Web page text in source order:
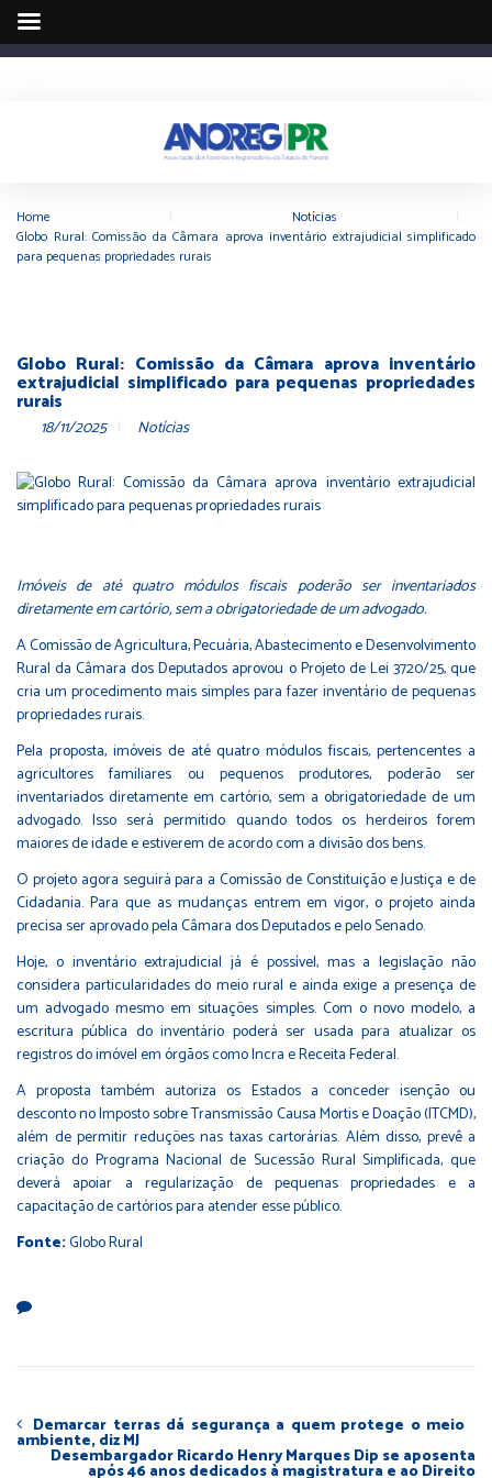
Home Notícias
Globo Rural: Comissão da Câmara aprova inventário extrajudicial simplificado
para pequenas propriedades rurais
Globo Rural: Comissão da Câmara aprova inventário
extrajudicial simplificado para pequenas propriedades
rurais
18/11/2025 Notícias
Imóveis de até quatro módulos fiscais poderão ser inventariados
diretamente em cartório, sem a obrigatoriedade de um advogado.
A Comissão de Agricultura, Pecuária, Abastecimento e Desenvolvimento
Rural da Câmara dos Deputados aprovou o Projeto de Lei 3720/25, que
cria um procedimento mais simples para fazer inventário de pequenas
propriedades rurais.
Pela proposta, imóveis de até quatro módulos fiscais, pertencentes a
agricultores familiares ou pequenos produtores, poderão ser
inventariados diretamente em cartório, sem a obrigatoriedade de um
advogado. Isso será permitido quando todos os herdeiros forem
maiores de idade e estiverem de acordo com a divisão dos bens.
O projeto agora seguirá para a Comissão de Constituição e Justiça e de
Cidadania. Para que as mudanças entrem em vigor, o projeto ainda
precisa ser aprovado pela Câmara dos Deputados e pelo Senado.
Hoje, o inventário extrajudicial já é possível, mas a legislação não
considera particularidades do meio rural e ainda exige a presença de
um advogado mesmo em situações simples. Com o novo modelo, a
escritura pública do inventário poderá ser usada para atualizar os
registros do imóvel em órgãos como Incra e Receita Federal.
A proposta também autoriza os Estados a conceder isenção ou
desconto no Imposto sobre Transmissão Causa Mortis e Doação (ITCMD),
além de permitir reduções nas taxas cartorárias. Além disso, prevê a
criação do Programa Nacional de Sucessão Rural Simplificada, que
deverá apoiar a regularização de pequenas propriedades e a
capacitação de cartórios para atender esse público.
Fonte:Globo Rural
Demarcar terras dá segurança a quem protege o meio
ambiente, diz MJ
Desembargador Ricardo Henry Marques Dip se aposenta
após 46 anos dedicados à magistratura e ao Direito